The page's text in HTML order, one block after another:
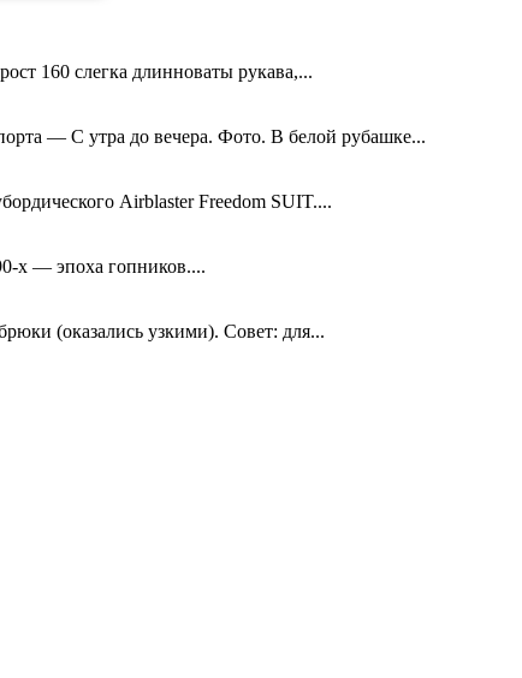
160 слегка длинноваты рукава,...
— С утра до вечера. Фото. В белой рубашке...
Airblaster Freedom SUIT....
х — эпоха гопников....
(оказались узкими). Совет: для...